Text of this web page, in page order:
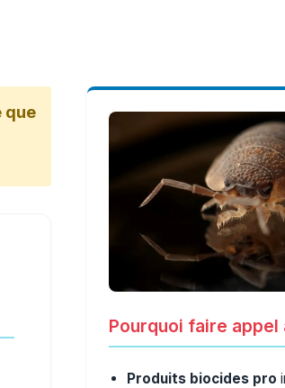
que
Pourquoi faire appel
Produits biocides pro